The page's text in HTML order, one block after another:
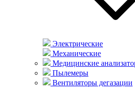
Электрические
Механические
Медицинские
Пылемеры
Вентиляторы дегазации